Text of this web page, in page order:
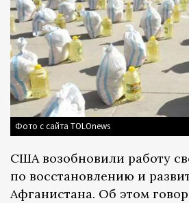
Фото с сайта TOLOnews
США возобновили работу
по восстановлению и
Афганистана. Об этом